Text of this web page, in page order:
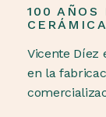
100 AÑOS
CERÁMICA
Vicente Díez
en la